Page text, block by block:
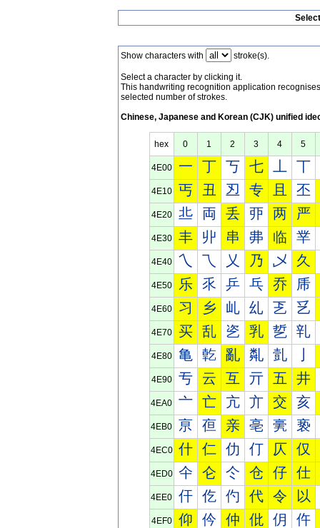
Show characters with stroke(s).
Select a character by clicking it.
This handwriting recognition application
selected number of strokes.
Chinese, Japanese and Korean (CJK) unified
hex 0 1 2 3 4 5
4E00 一 丁 丂 七 丅
4E10 丐 丑 丒 专 且 丕
4E20 丠 両 丢 丣 两 严
4E30 丰 丱 串 丳 临 丵
4E40 乀 乁 乂 乃 乄 久
4E50 乐 乑 乒 乓 乔 乕
4E60 习 乡 乢 乣 乤 乥
4E70 买 乱 乲 乳 乴 乵
4E80 亀 亁 亂 亃 亄
4E90 亐 云 互 亓 五 井
4EA0 亠 亡 亢 亣 交 亥
4EB0 亰 亱 亲 亳 亴 亵
4EC0 什 仁 仂 仃 仄 仅
4ED0 仐 仑 仒 仓 仔 仕
4EE0 仠 仡 仢 代 令 以
4EF0 仰 仱 仲 仳 仴 仵